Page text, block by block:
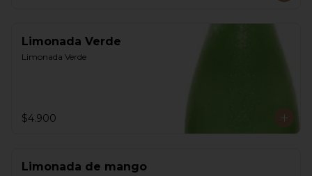
Limonada Verde
Limonada Verde
$4.900
Limonada de mango